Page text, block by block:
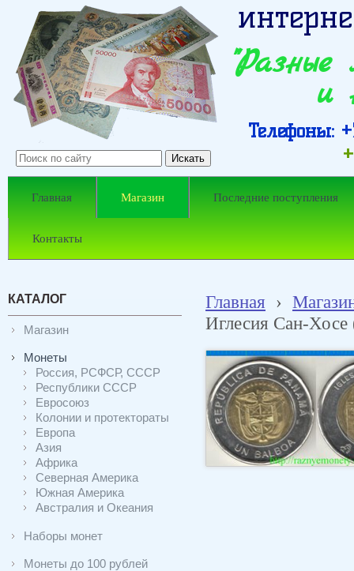
и
Телефоны:
Главная Магазин Последние поступления
Контакты
КАТАЛОГ
Магазин
Монеты
Россия, РСФСР, СССР
Республики СССР
Евросоюз
Колонии и протектораты
Европа
Азия
Африка
Северная Америка
Южная Америка
Австралия и Океания
Наборы монет
Монеты до 100 рублей
Главная ›
Иглесия Сан-Хосе